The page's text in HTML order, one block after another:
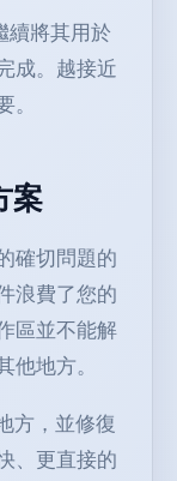
續將其用於
成。越接近
案
確切問題的
浪費了您的
區並不能解
地方。
方，並修復
、更直接的